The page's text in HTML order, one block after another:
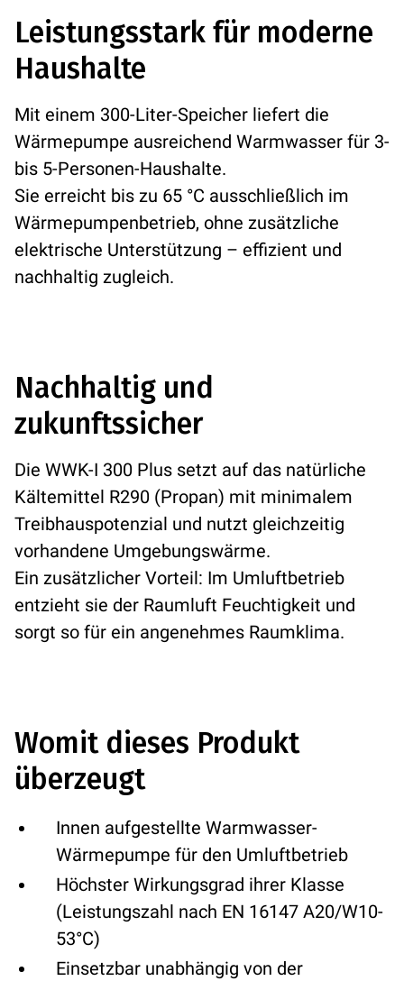
Leistungsstark für moderne
Haushalte
Mit einem 300-Liter-Speicher liefert die
Wärmepumpe ausreichend Warmwasser für 3-
bis 5-Personen-Haushalte.
Sie erreicht bis zu 65 °C ausschließlich im
Wärmepumpenbetrieb, ohne zusätzliche
elektrische Unterstützung – effizient und
nachhaltig zugleich.
Nachhaltig und
zukunftssicher
Die WWK-I 300 Plus setzt auf das natürliche
Kältemittel R290 (Propan) mit minimalem
Treibhauspotenzial und nutzt gleichzeitig
vorhandene Umgebungswärme.
Ein zusätzlicher Vorteil: Im Umluftbetrieb
entzieht sie der Raumluft Feuchtigkeit und
sorgt so für ein angenehmes Raumklima.
Womit dieses Produkt
überzeugt
Innen aufgestellte Warmwasser-
Wärmepumpe für den Umluftbetrieb
Höchster Wirkungsgrad ihrer Klasse
(Leistungszahl nach EN 16147 A20/W10-
53°C)
Einsetzbar unabhängig von der